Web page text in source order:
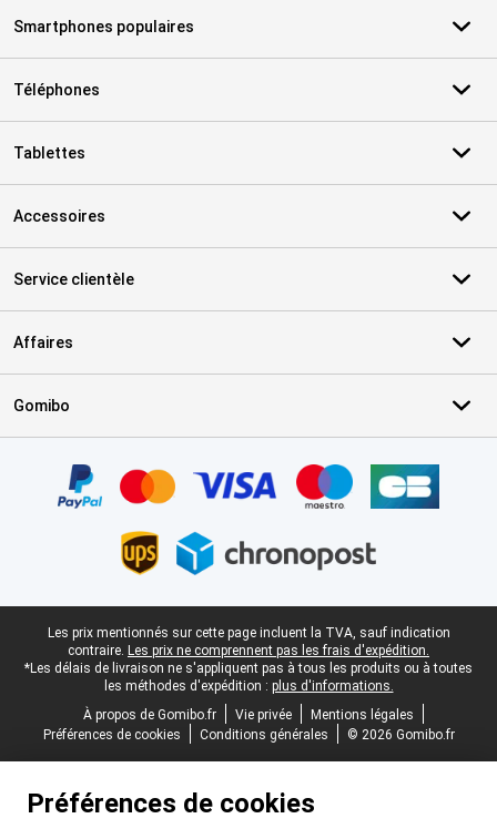
Smartphones populaires
Téléphones
Tablettes
Accessoires
Service clientèle
Affaires
Gomibo
Pied-de-page légal
Les prix mentionnés sur cette page incluent la TVA, sauf indication
contraire. Les prix ne comprennent pas les frais d'expédition.
*Les délais de livraison ne s'appliquent pas à tous les produits ou à toutes
les méthodes d'expédition : plus d'informations.
À propos de Gomibo.fr
Vie privée
Mentions légales
Préférences de cookies
Conditions générales © 2026 Gomibo.fr
Préférences de cookies